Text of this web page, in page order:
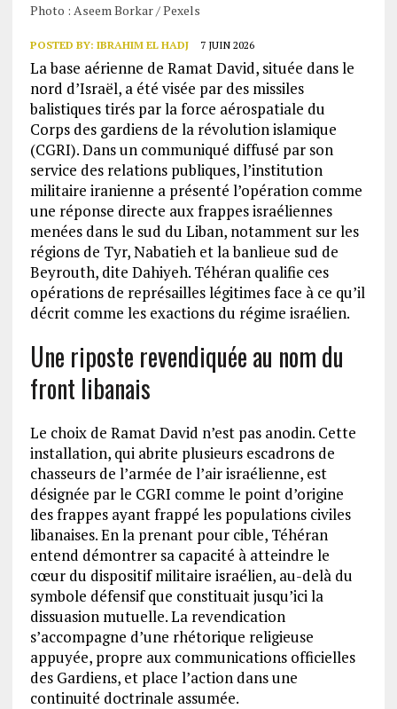
Photo : Aseem Borkar / Pexels
POSTED BY: IBRAHIM EL HADJ 7 JUIN 2026
La base aérienne de Ramat David, située dans le
nord d’Israël, a été visée par des missiles
balistiques tirés par la force aérospatiale du
Corps des gardiens de la révolution islamique
(CGRI). Dans un communiqué diffusé par son
service des relations publiques, l’institution
militaire iranienne a présenté l’opération comme
une réponse directe aux frappes israéliennes
menées dans le sud du Liban, notamment sur les
régions de Tyr, Nabatieh et la banlieue sud de
Beyrouth, dite Dahiyeh. Téhéran qualifie ces
opérations de représailles légitimes face à ce qu’il
décrit comme les exactions du régime israélien.
Une riposte revendiquée au nom du
front libanais
Le choix de Ramat David n’est pas anodin. Cette
installation, qui abrite plusieurs escadrons de
chasseurs de l’armée de l’air israélienne, est
désignée par le CGRI comme le point d’origine
des frappes ayant frappé les populations civiles
libanaises. En la prenant pour cible, Téhéran
entend démontrer sa capacité à atteindre le
cœur du dispositif militaire israélien, au-delà du
symbole défensif que constituait jusqu’ici la
dissuasion mutuelle. La revendication
s’accompagne d’une rhétorique religieuse
appuyée, propre aux communications officielles
des Gardiens, et place l’action dans une
continuité doctrinale assumée.